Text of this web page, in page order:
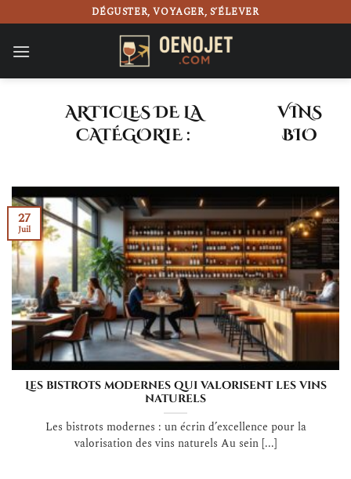
au
contenu
DÉGUSTER, VOYAGER, S’ÉLEVER
VINS
BIO
Les bistrots modernes qui valorisent les vins
naturels
Les bistrots modernes : un écrin d’excellence pour la
valorisation des vins naturels Au sein [...]
27
Juil